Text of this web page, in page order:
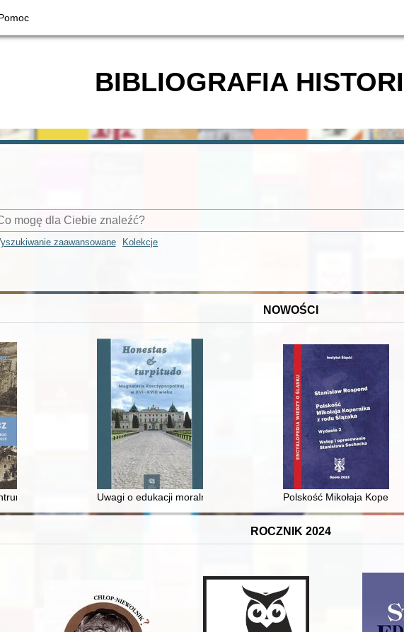
BIBLIOGRAFIA
zaawansowane Kolekcje
NOWOŚCI
poligonu drawskiego od średniowiecza do dziś
Uwagi o edukacji moralnej synów szlacheckich w XVI-wiecznej
Polskość Mikołaja
ROCZNIK 2024